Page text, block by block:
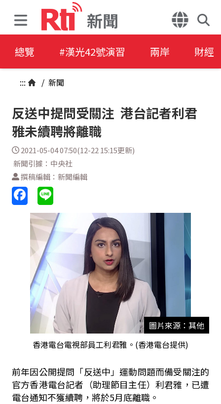
新聞
總覽 #漢光42號演習 兩岸 財經
::: / 新聞
反送中提問受關注 港台記者利君
雅未續聘將離職
2021-05-04 07:50(12-22 15:15更新)
新聞引據：中央社
撰稿編輯：新聞編輯
圖片來源：其他
香港電台電視部員工利君雅。(香港電台提供)
前年因公開提問「反送中」運動問題而備受關注的
官方香港電台記者（助理節目主任）利君雅，已遭
電台通知不獲續聘，將於5月底離職。